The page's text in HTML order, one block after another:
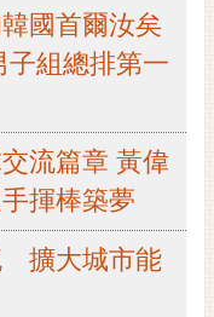
國首爾汝矣
子組總排第一
流篇章 黃偉
揮棒築夢
擴大城市能